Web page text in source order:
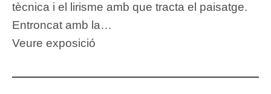
tècnica i el lirisme amb que tracta el paisatge.
Entroncat amb la…
Veure exposició